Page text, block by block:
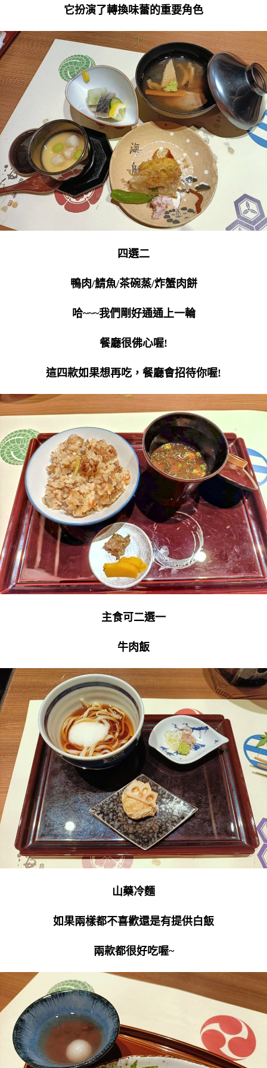
它扮演了轉換味蕾的重要角色
四選二
鴨肉/鯖魚/茶碗蒸/炸蟹肉餅
哈~~~我們剛好通通上一輪
餐廳很佛心喔!
這四款如果想再吃，餐廳會招待你喔!
主食可二選一
牛肉飯
山藥冷麵
如果兩樣都不喜歡還是有提供白飯
兩款都很好吃喔~